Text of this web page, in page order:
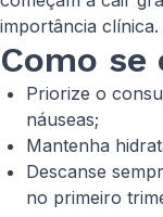
importância clínica.
Como
Priorize o
náuseas;
Mantenha
Descanse
no primeiro